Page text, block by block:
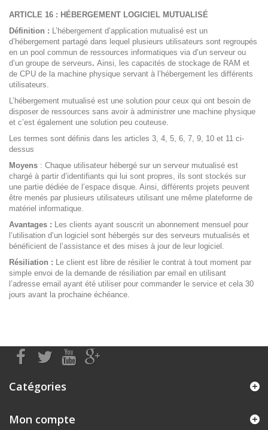
ARTICLE 16 : HÉBERGEMENT LOGICIEL MUTUALISÉ
Définition : L’hébergement d’application mutualisé est un
d’hébergement partagé dans lequel plusieurs utilisateurs sont regroupés
en un pool commun de ressources informatiques via d’un serveur ou
d’un groupe de serveurs. Ainsi, les capacités de stockage de RAM et
de CPU de la machine physique servant à l’hébergement les différents
utilisateurs.
L’hébergement mutualisé est une solution pour ceux qui ont besoin de
disposer de ressources sans avoir à administrer une machine physique
et c’est également une solution peu couteuse.
Les termes sont définis dans les articles 3, 4, 5, 6, 7, 9, 10 et 11 ci-
dessus
Moyens : Chaque utilisateur hébergé sur un serveur mutualisé est
chargé à partir d’identifiants qui lui sont propres, ils sont stockés sur
une partie dédiée de l’espace disque. Ainsi, différents projets peuvent
être menés par plusieurs utilisateurs utilisant une même plateforme de
matériel informatique.
Avantages : Les clients ayant souscrit un abonnement mensuel pour
l’utilisation d’un logiciel sont hébergés sur des serveurs mutualisés et
bénéficient de l’assistance et des mises à jour de leur logiciel.
Résiliation : Le client est libre de résilier le contrat à tout moment par
simple envoi de la demande de résiliation par email en utilisant
l’adresse email ayant été utiliser pour commander le service et cela 30
jours avant la prochaine échéance.
Catégories
Mon compte